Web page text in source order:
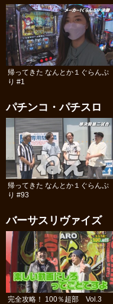
帰ってきた なんとか１ぐらんぷ
り #1
パチンコ・パチスロ
帰ってきた なんとか１ぐらんぷ
り #93
バーサスリヴァイズ
完全攻略！ 100％超部 Vol.3